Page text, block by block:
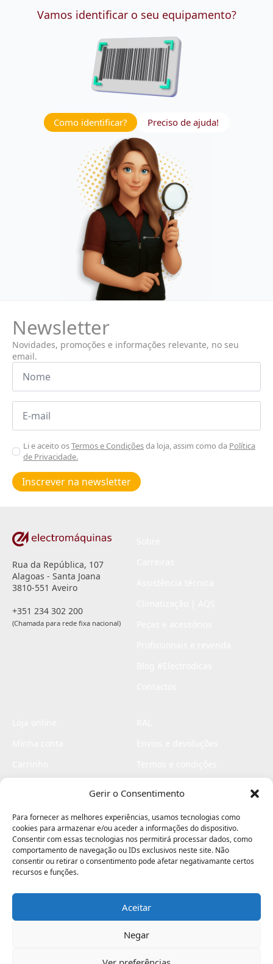
Gerir o Consentimento
Para fornecer as melhores experiências, usamos tecnologias como
cookies para armazenar e/ou aceder a informações do dispositivo.
Consentir com essas tecnologias nos permitirá processar dados, como
comportamento de navegação ou IDs exclusivos neste site. Não
consentir ou retirar o consentimento pode afetar negativamante certos
recursos e funções.
Aceitar
Negar
Vamos identificar o seu equipamento?
Como identificar? Preciso de ajuda!
Newsletter
Novidades, promoções e informações relevante, no seu
email.
Nome
Email
Aceitar
Poiticas
de
privacidade
Li e aceito osTermos e Condiçõesda loja, assim como da Política
de Privacidade.
Inscrever na newsletter
Rua da República, 107
Alagoas - Santa Joana
3810-551 Aveiro
+351 234 302 200
(Chamada para rede fixa nacional)
Livro de elogios
Electromaquinas ©2026
contágio - agência criativa